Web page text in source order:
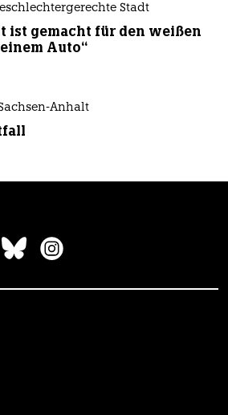
Stadt
ist gemacht für den weißen
Auto“
Anhalt